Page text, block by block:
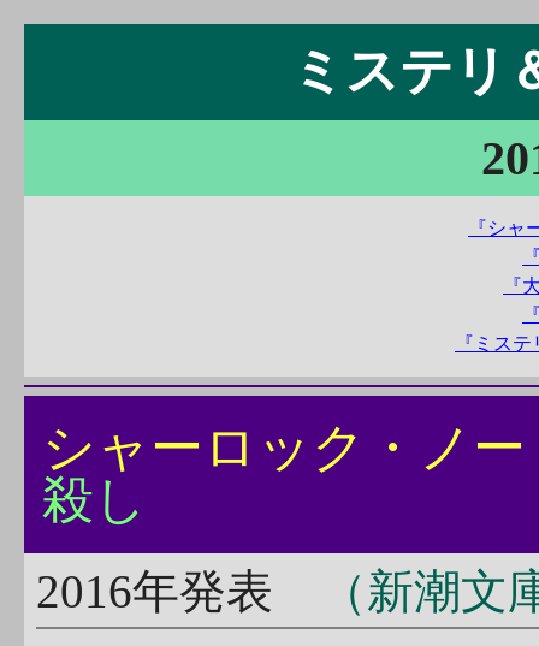
ミステリ
『シャ
『
『ミス
シャーロック・ノ
殺し
2016年発表
（新潮